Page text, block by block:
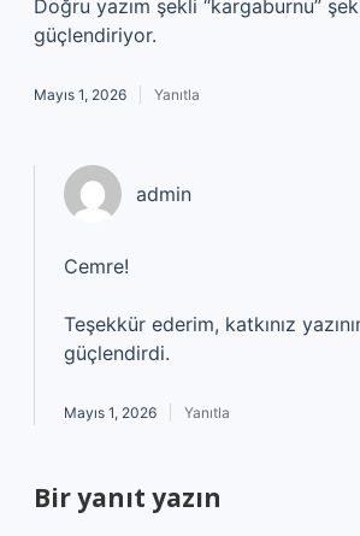
Doğru yazım şekli “kargaburnu”
güçlendiriyor.
Mayıs 1, 2026 Yanıtla
admin
Cemre!
Teşekkür ederim, katkınız
güçlendirdi.
Mayıs 1, 2026 Yanıtla
Bir yanıt yazın